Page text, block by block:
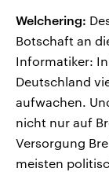
Welchering:
Botschaft an
Informatiker:
Deutschland
aufwachen.
nicht nur auf
Versorgung
meisten